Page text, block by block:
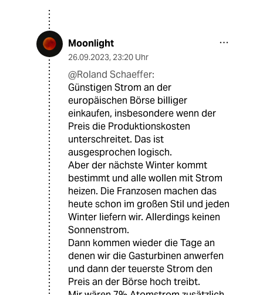
Moonlight
26.09.2023, 23:20 Uhr
@Roland Schaeffer:
Günstigen Strom an der
europäischen Börse billiger
einkaufen, insbesondere wenn der
Preis die Produktionskosten
unterschreitet. Das ist
ausgesprochen logisch.
Aber der nächste Winter kommt
bestimmt und alle wollen mit Strom
heizen. Die Franzosen machen das
heute schon im großen Stil und jeden
Winter liefern wir. Allerdings keinen
Sonnenstrom.
Dann kommen wieder die Tage an
denen wir die Gasturbinen anwerfen
und dann der teuerste Strom den
Preis an der Börse hoch treibt.